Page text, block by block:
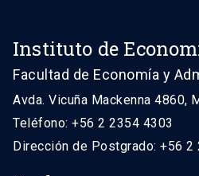
Instituto de
Facultad de Economía y
Avda. Vicuña Mackenna 4860,
Teléfono: +56 2 2354 4303
Dirección de Postgrado: +56 2